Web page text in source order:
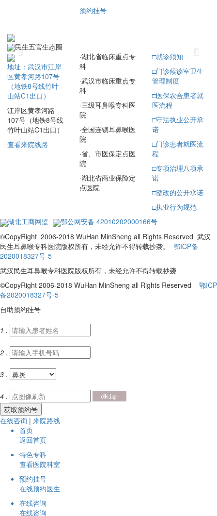
预约挂号
民生五官生态圈
Previous Next
地址：武汉市江岸
区黄孝河路107号
（地铁8号线竹叶
山站C1出口）
江岸区黄孝河路
107号（地铁8号线
竹叶山站C1出口）
查看来院线路
·湖北省临床重点专
科
·武汉市临床重点专
科
·三级耳鼻喉专科医
院
·全国连锁耳鼻喉医
院
·省、市医保定点医
院
·湖北省商业保险定
点医院
□就诊须知
□门诊候诊室卫生
管理制度
□医保农合患者就
医流程
□守法执业公开承
诺
□门诊患者就医流
程
□专项治理八项承
诺
□整改的公开承诺
□执业行为规范
湖北工商网监
鄂公网安备 42010202000166号
©CopyRight 2006-2018 WuHan MinSheng all Rights Reserved 武汉
民生耳鼻喉专科医院版权所有，未经允许不得转载抄袭。 鄂ICP备
2020018327号-5
武汉民生耳鼻喉专科医院版权所有，未经允许不得转载抄袭
©CopyRight 2006-2018 WuHan MinSheng all Rights Reserved 鄂ICP
备2020018327号-5
自助预约挂号
1 .
2 .
3 .
4 .
在线咨询 | 来院路线
首页
返回首页
特色专科
查看医院科室
预约挂号
在线预约医生
在线咨询
在线咨询